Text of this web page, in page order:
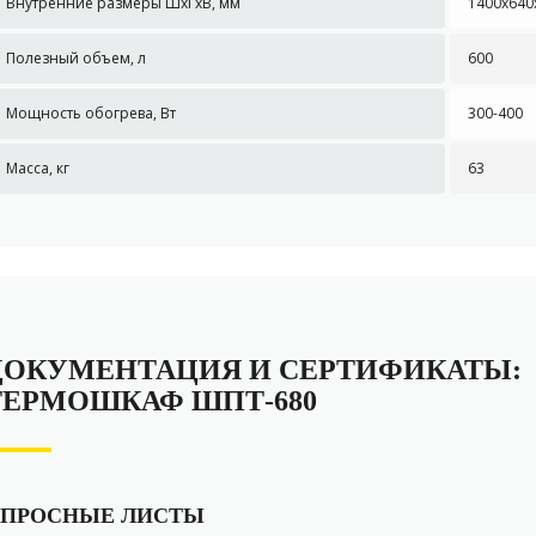
Полезный объем, л 600
Мощность обогрева, Вт 300-400
Масса, кг 63
И СЕРТИФИКАТЫ:
ШПТ-680
ЛИСТЫ